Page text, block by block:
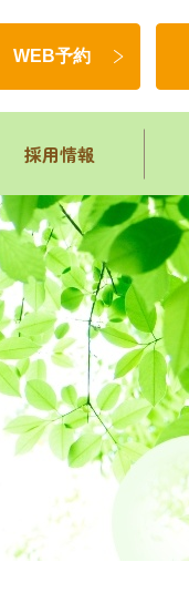
WEB予約
採用情報